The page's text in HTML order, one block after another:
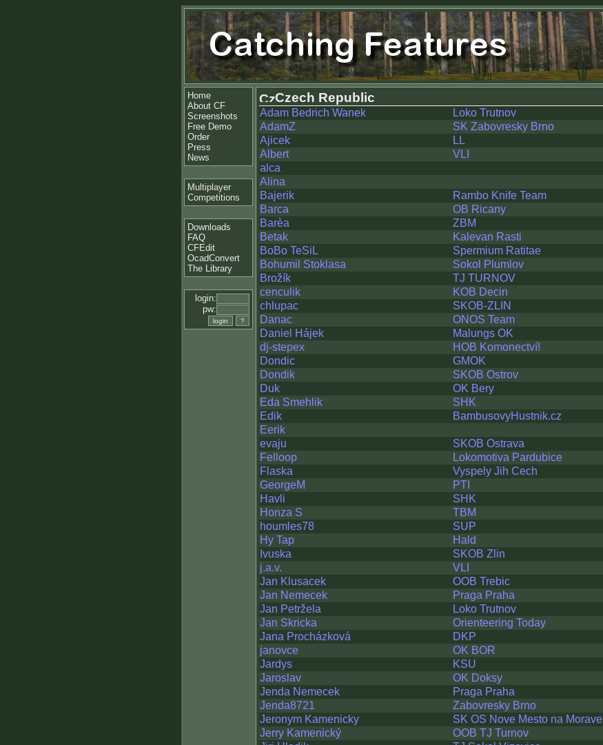
Home
About CF
Screenshots
Free Demo
Order
Press
News
Multiplayer
Competitions
Downloads
FAQ
CFEdit
OcadConvert
The Library
login:
pw:
Czech Republic
Adam Bedrich Wanek
Loko Trutnov
AdamZ
SK Zabovresky Brno
Ajicek
LL
Albert
VLI
alca
Alina
Bajerik
Rambo Knife Team
Barca
OB Ricany
Barèa
ZBM
Betak
Kalevan Rasti
BoBo TeSiL
Spermium Ratitae
Bohumil Stoklasa
Sokol Plumlov
Brožík
TJ TURNOV
cenculik
KOB Decin
chlupac
SKOB-ZLIN
Danac
ONOS Team
Daniel Hájek
Malungs OK
dj-stepex
HOB Komonectví!
Dondic
GMOK
Dondik
SKOB Ostrov
Duk
OK Bery
Eda Smehlik
SHK
Edik
BambusovyHustnik.cz
Eerik
evaju
SKOB Ostrava
Felloop
Lokomotiva Pardubice
Flaska
Vyspely Jih Cech
GeorgeM
PTI
Havli
SHK
Honza S
TBM
houmles78
SUP
Hy Tap
Hald
Ivuska
SKOB Zlin
j.a.v.
VLI
Jan Klusacek
OOB Trebic
Jan Nemecek
Praga Praha
Jan Petržela
Loko Trutnov
Jan Skricka
Orienteering Today
Jana Procházková
DKP
janovce
OK BOR
Jardys
KSU
Jaroslav
OK Doksy
Jenda Nemecek
Praga Praha
Jenda8721
Zabovresky Brno
Jeronym Kamenicky
SK OS Nove Mesto na Morave
Jerry Kamenický
OOB TJ Turnov